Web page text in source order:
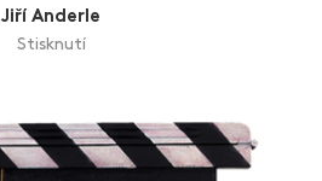
Jiří Anderle
Stisknutí